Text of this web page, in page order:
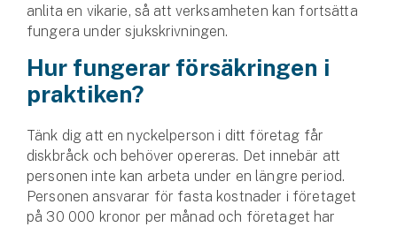
anlita en vikarie, så att verksamheten kan fortsätta
fungera under sjukskrivningen.
Hur fungerar försäkringen i
praktiken?
Tänk dig att en nyckelperson i ditt företag får
diskbråck och behöver opereras. Det innebär att
personen inte kan arbeta under en längre period.
Personen ansvarar för fasta kostnader i företaget
på 30 000 kronor per månad och företaget har